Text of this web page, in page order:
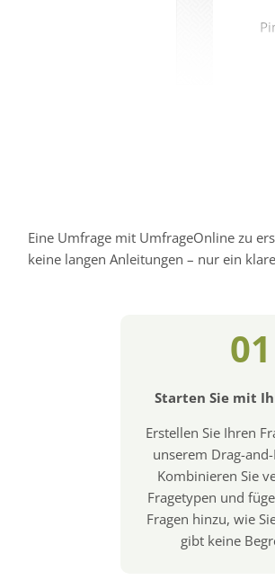
Eine Umfrage mit UmfrageOnline zu
keine langen Anleitungen – nur ein
01
Starten Sie mit
Erstellen Sie Ihren
unserem Drag-
Kombinieren Sie
Fragetypen und
Fragen hinzu, wie
gibt keine